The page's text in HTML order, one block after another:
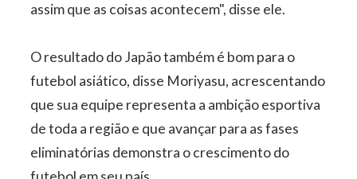
assim que as coisas acontecem", disse ele.
O resultado do Japão também é bom para o
futebol asiático, disse Moriyasu, acrescentando
que sua equipe representa a ambição esportiva
de toda a região e que avançar para as fases
eliminatórias demonstra o crescimento do